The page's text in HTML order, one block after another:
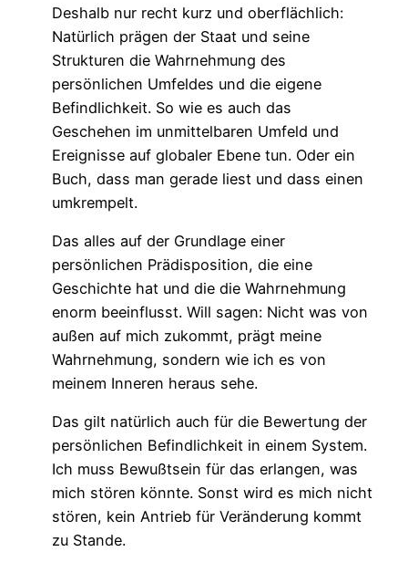
Deshalb nur recht kurz und oberflächlich:
Natürlich prägen der Staat und seine
Strukturen die Wahrnehmung des
persönlichen Umfeldes und die eigene
Befindlichkeit. So wie es auch das
Geschehen im unmittelbaren Umfeld und
Ereignisse auf globaler Ebene tun. Oder ein
Buch, dass man gerade liest und dass einen
umkrempelt.
Das alles auf der Grundlage einer
persönlichen Prädisposition, die eine
Geschichte hat und die die Wahrnehmung
enorm beeinflusst. Will sagen: Nicht was von
außen auf mich zukommt, prägt meine
Wahrnehmung, sondern wie ich es von
meinem Inneren heraus sehe.
Das gilt natürlich auch für die Bewertung der
persönlichen Befindlichkeit in einem System.
Ich muss Bewußtsein für das erlangen, was
mich stören könnte. Sonst wird es mich nicht
stören, kein Antrieb für Veränderung kommt
zu Stande.